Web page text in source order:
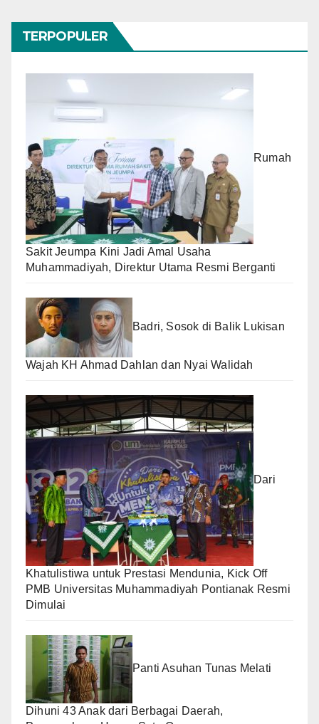
TERPOPULER
Rumah
Sakit Jeumpa Kini Jadi Amal Usaha
Muhammadiyah, Direktur Utama Resmi Berganti
Badri, Sosok di Balik Lukisan
Wajah KH Ahmad Dahlan dan Nyai Walidah
Dari
Khatulistiwa untuk Prestasi Mendunia, Kick Off
PMB Universitas Muhammadiyah Pontianak Resmi
Dimulai
Panti Asuhan Tunas Melati
Dihuni 43 Anak dari Berbagai Daerah,